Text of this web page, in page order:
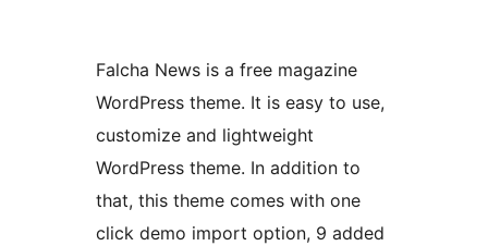
Falcha News is a free magazine
WordPress theme. It is easy to use,
customize and lightweight
WordPress theme. In addition to
that, this theme comes with one
click demo import option, 9 added